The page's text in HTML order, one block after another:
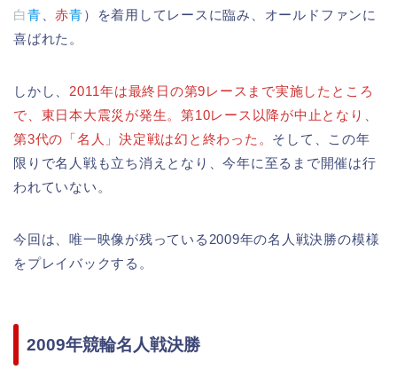
白青 、赤青）を着用してレースに臨み、オールドファンに
喜ばれた。
しかし、 2011年は最終日の第9レースまで実施したところ
で、東日本大震災が発生。第10レース以降が中止となり、
第3代の「名人」決定戦は幻と終わった。 そして、この年
限りで名人戦も立ち消えとなり、今年に至るまで開催は行
われていない。
今回は、唯一映像が残っている2009年の名人戦決勝の模様
をプレイバックする。
2009年競輪名人戦決勝